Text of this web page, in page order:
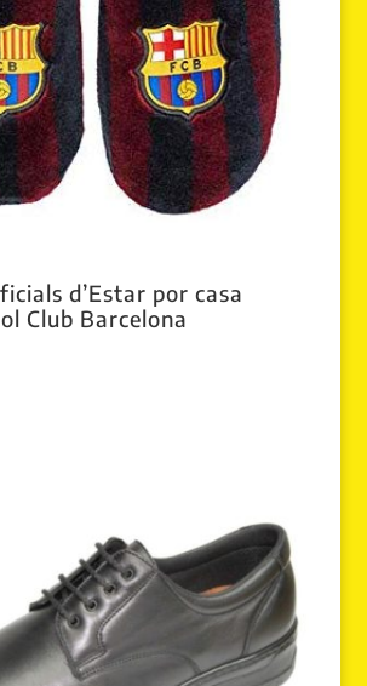
d’Estar por casa
Club Barcelona